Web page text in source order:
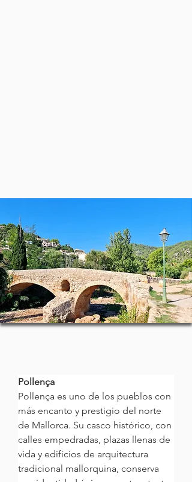
Pollença
Pollença es uno de los pueblos con
más encanto y prestigio del norte
de Mallorca. Su casco histórico, con
calles empedradas, plazas llenas de
vida y edificios de arquitectura
tradicional mallorquina, conserva